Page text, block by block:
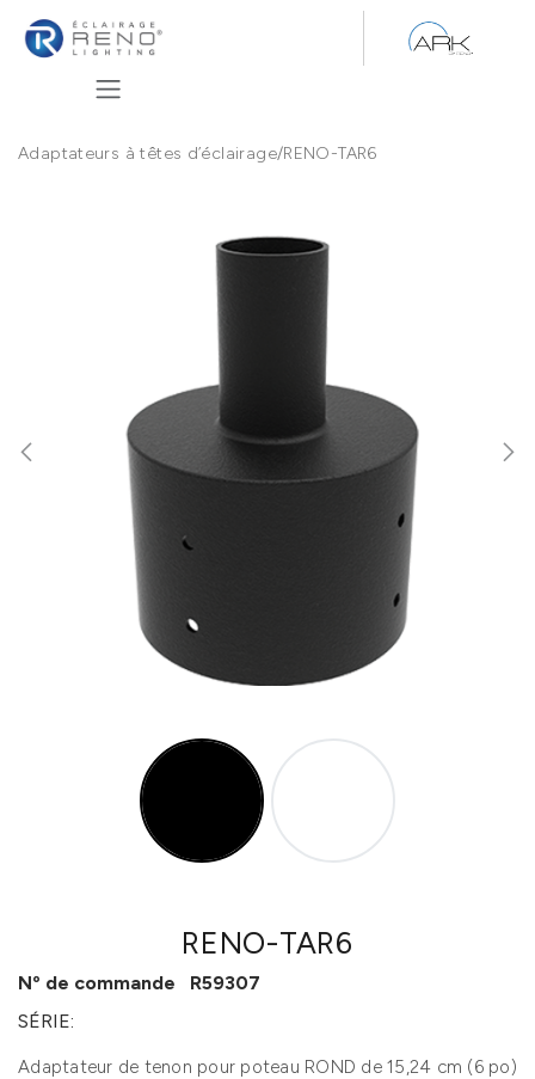
Adaptateurs à têtes d’éclairage/RENO-TAR6
RENO-TAR6
Nº de commande
R59307
SÉRIE:
Adaptateur de tenon pour poteau ROND de 15,24 cm (6 po)